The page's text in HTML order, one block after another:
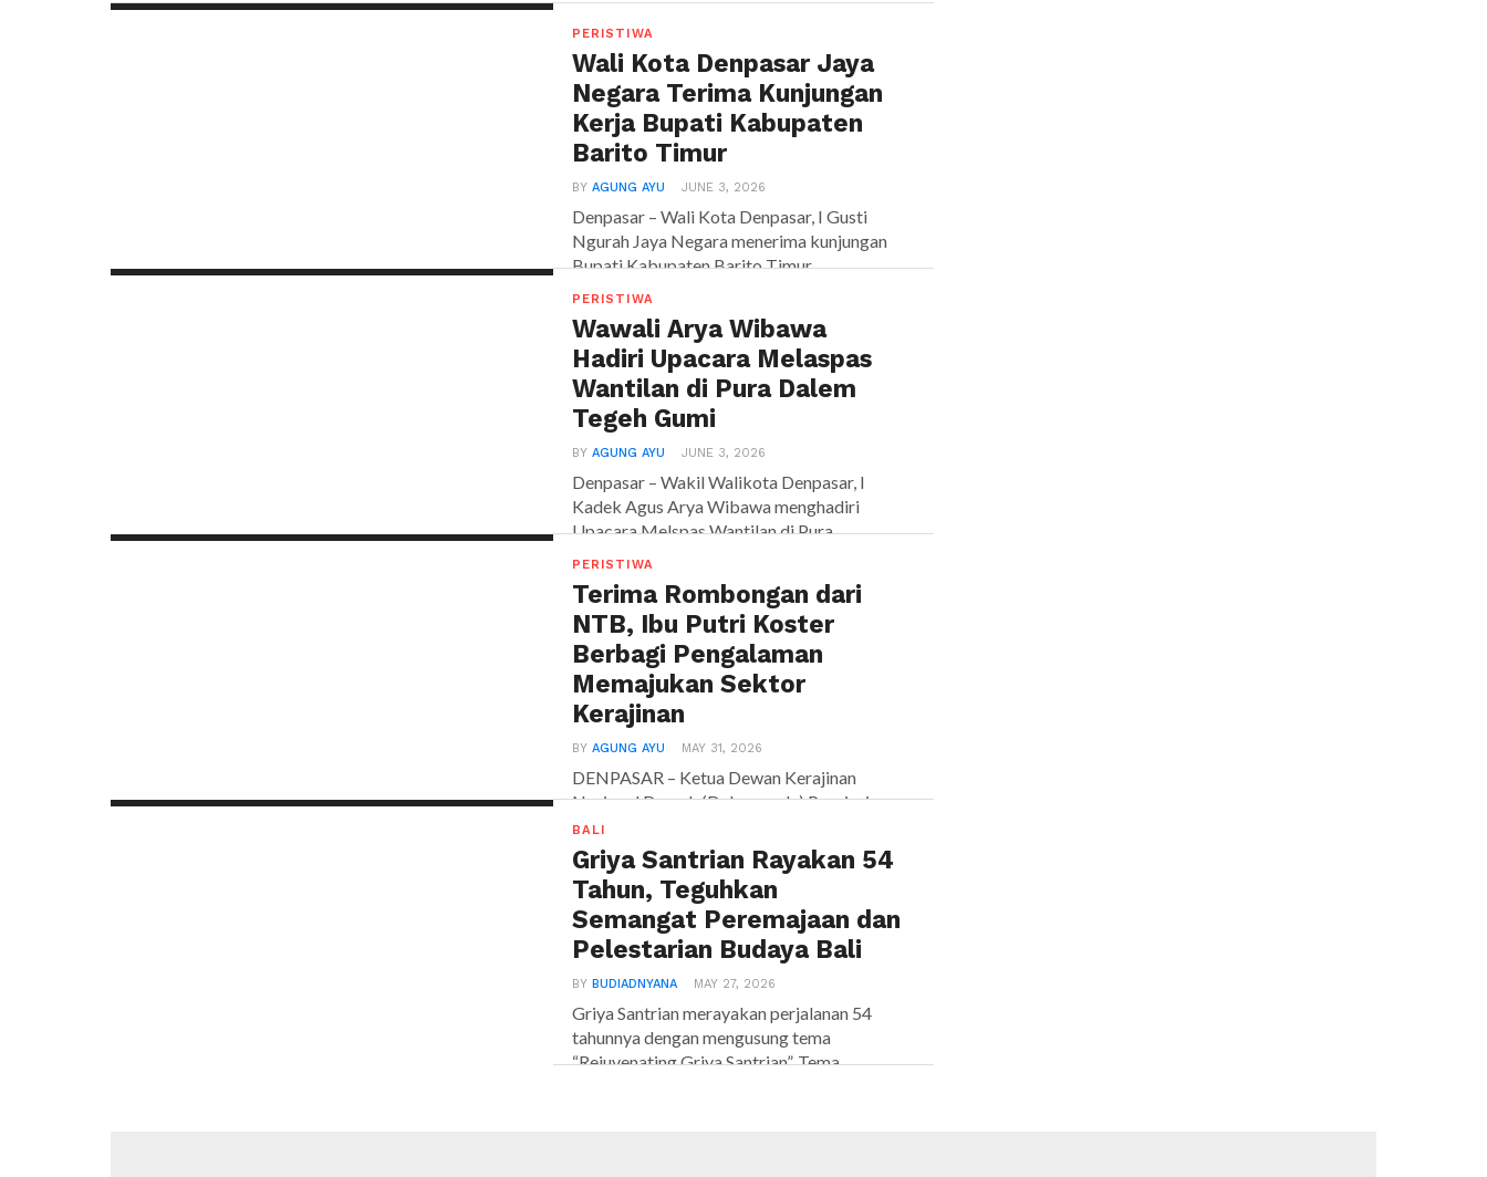
PERISTIWA
Wali Kota Denpasar Jaya
Negara Terima Kunjungan
Kerja Bupati Kabupaten
Barito Timur
BYAGUNG AYU JUNE 3, 2026
Denpasar – Wali Kota Denpasar, I Gusti
Ngurah Jaya Negara menerima kunjungan
Bupati Kabupaten Barito Timur...
PERISTIWA
Wawali Arya Wibawa
Hadiri Upacara Melaspas
Wantilan di Pura Dalem
Tegeh Gumi
BYAGUNG AYU JUNE 3, 2026
Denpasar – Wakil Walikota Denpasar, I
Kadek Agus Arya Wibawa menghadiri
Upacara Melspas Wantilan di Pura...
PERISTIWA
Terima Rombongan dari
NTB, Ibu Putri Koster
Berbagi Pengalaman
Memajukan Sektor
Kerajinan
BYAGUNG AYU MAY 31, 2026
DENPASAR – Ketua Dewan Kerajinan
Nasional Daerah (Dekranasda) Provinsi
Bali, Ny. Putri Suastini Koster, menerima
kunjungan...
BALI
Griya Santrian Rayakan 54
Tahun, Teguhkan
Semangat Peremajaan dan
Pelestarian Budaya Bali
BYBUDIADNYANA MAY 27, 2026
Griya Santrian merayakan perjalanan 54
tahunnya dengan mengusung tema
“Rejuvenating Griya Santrian”. Tema